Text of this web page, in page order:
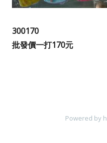
300170
批發價一打170元
Powered by